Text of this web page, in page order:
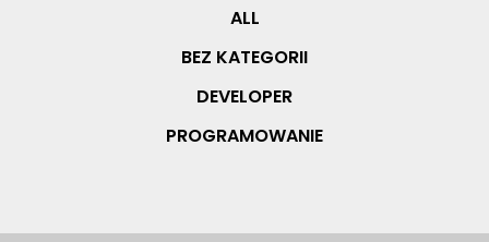
ALL
BEZ KATEGORII
DEVELOPER
PROGRAMOWANIE